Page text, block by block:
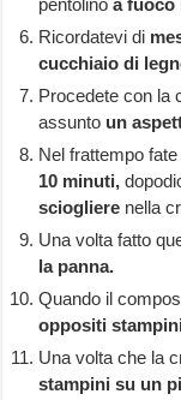
pentolinoa fuoco
Ricordatevi di
cucchiaio di
Procedete con la
assunto un
Nel frattempo
10 minuti,
sciogliere nella
Una volta fatto
la panna.
Quando il
oppositi stampini
Una volta che la
stampini su un